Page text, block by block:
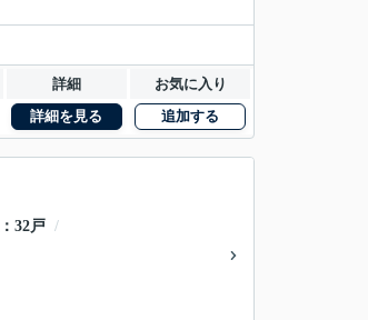
詳細
お気に入り
詳細を見る 追加する
32戸